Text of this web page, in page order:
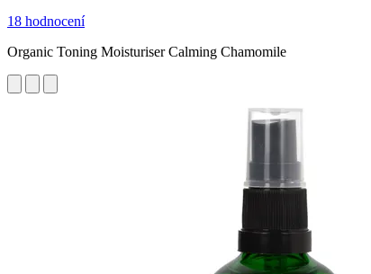
18 hodnocení
Organic Toning Moisturiser Calming Chamomile